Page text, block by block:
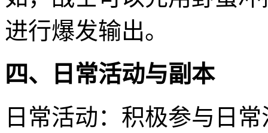
进行爆发输出。
四、日常活动与副本
日常活动：积极参与日